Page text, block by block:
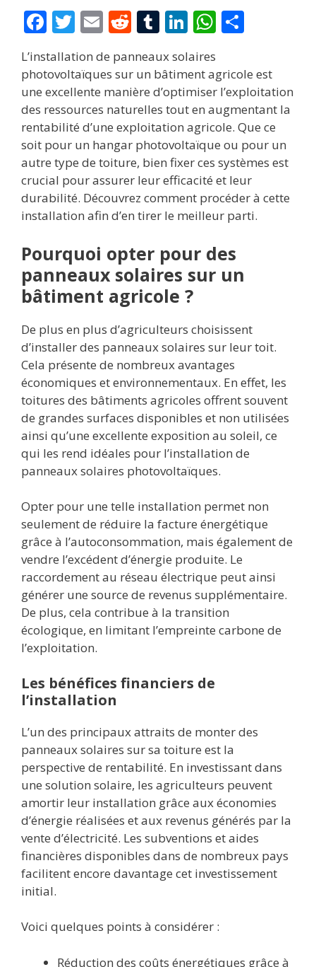
F
ac
e
b
o
o
k
T
w
itt
er
E
ai
l
R
d
di
t
T
m
bl
r
Li
n
k
e
dI
n
W
at
s
A
p
p
ta
g
er
L’installation de panneaux solaires
photovoltaïques sur un bâtiment agricole est
une excellente manière d’optimiser l’exploitation
des ressources naturelles tout en augmentant la
rentabilité d’une exploitation agricole. Que ce
soit pour un hangar photovoltaïque ou pour un
autre type de toiture, bien fixer ces systèmes est
crucial pour assurer leur efficacité et leur
durabilité. Découvrez comment procéder à cette
installation afin d’en tirer le meilleur parti.
Pourquoi opter pour des
panneaux solaires sur un
bâtiment agricole ?
De plus en plus d’agriculteurs choisissent
d’installer des panneaux solaires sur leur toit.
Cela présente de nombreux avantages
économiques et environnementaux. En effet, les
toitures des bâtiments agricoles offrent souvent
de grandes surfaces disponibles et non utilisées
ainsi qu’une excellente exposition au soleil, ce
qui les rend idéales pour l’installation de
panneaux solaires photovoltaïques.
Opter pour une telle installation permet non
seulement de réduire la facture énergétique
grâce à l’autoconsommation, mais également de
vendre l’excédent d’énergie produite. Le
raccordement au réseau électrique peut ainsi
générer une source de revenus supplémentaire.
De plus, cela contribue à la transition
écologique, en limitant l’empreinte carbone de
l’exploitation.
Les bénéfices financiers de
l’installation
L’un des principaux attraits de monter des
panneaux solaires sur sa toiture est la
perspective de rentabilité. En investissant dans
une solution solaire, les agriculteurs peuvent
amortir leur installation grâce aux économies
d’énergie réalisées et aux revenus générés par la
vente d’électricité. Les subventions et aides
financières disponibles dans de nombreux pays
facilitent encore davantage cet investissement
initial.
Voici quelques points à considérer :
Réduction des coûts énergétiques grâce à